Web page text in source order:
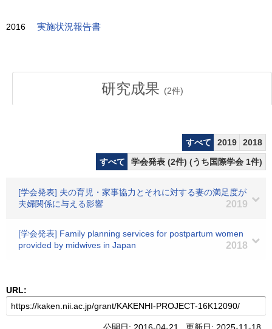
2016 実施状況報告書
研究成果 (2件)
すべて 2019
2018
すべて
学会発表 (2件) (うち国際学会 1件)
[学会発表] 夫の育児・家事協力とそれに対する妻の満足度が
夫婦関係に与える影響
2019
[学会発表] Family planning services for postpartum women
provided by midwives in Japan
2018
URL: